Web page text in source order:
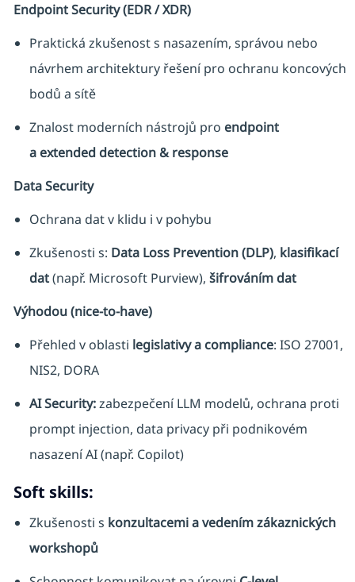
Endpoint Security (EDR / XDR)
Praktická zkušenost s nasazením, správou nebo
návrhem architektury řešení pro ochranu koncových
bodů a sítě
Znalost moderních nástrojů pro endpoint
a extended detection & response
Data Security
Ochrana dat v klidu i v pohybu
Zkušenosti s: Data Loss Prevention (DLP), klasifikací
dat(např. Microsoft Purview), šifrováním dat
Výhodou (nice-to-have)
Přehled v oblasti legislativy a compliance: ISO 27001,
NIS2, DORA
AI Security:zabezpečení LLM modelů, ochrana proti
prompt injection, data privacy při podnikovém
nasazení AI (např. Copilot)
Soft skills:
Zkušenosti s konzultacemi a vedením zákaznických
workshopů